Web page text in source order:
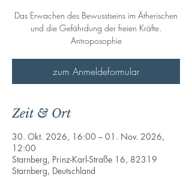
Das Erwachen des Bewusstseins im Ätherischen
und die Gefährdung der freien Kräfte.
Antroposophie
zum Anmeldeformular
Zeit & Ort
30. Okt. 2026, 16:00 – 01. Nov. 2026,
12:00
Starnberg, Prinz-Karl-Straße 16, 82319
Starnberg, Deutschland